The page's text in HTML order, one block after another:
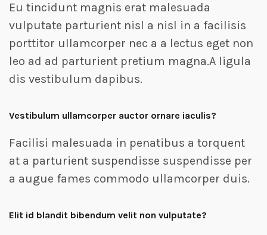
Eu tincidunt magnis erat malesuada
vulputate parturient nisl a nisl in a facilisis
porttitor ullamcorper nec a a lectus eget non
leo ad ad parturient pretium magna.A ligula
dis vestibulum dapibus.
Vestibulum ullamcorper auctor ornare iaculis?
Facilisi malesuada in penatibus a torquent
at a parturient suspendisse suspendisse per
a augue fames commodo ullamcorper duis.
Elit id blandit bibendum velit non vulputate?